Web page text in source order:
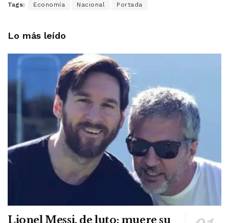
Tags: Economía Nacional Portada
Lo más leído
Lionel Messi, de luto: muere su